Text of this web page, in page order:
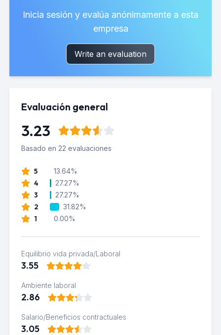
Inicia sesión y evalúa anónimamente a esta
empresa
Write an evaluation
Evaluación general
3.23
Basado en 22 evaluaciones
5 13.64%
4 27.27%
3 27.27%
2 31.82%
1 0.00%
Equilibrio vida privada/Laboral
3.55
Ambiente laboral
2.86
Salario/Beneficios contractuales
3.05